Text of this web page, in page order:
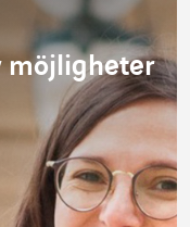
möjligheter